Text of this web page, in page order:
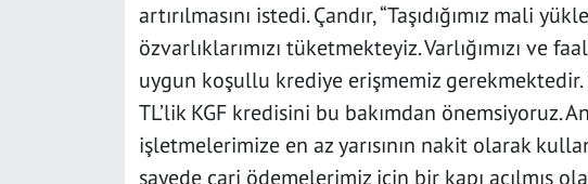
artırılmasını istedi. Çandır, “Taşıdığımız mali
özvarlıklarımızı tüketmekteyiz. Varlığımızı ve
uygun koşullu krediye erişmemiz
TL’lik KGF kredisini bu bakımdan önemsiyoruz.
işletmelerimize en az yarısının nakit olarak
sayede cari ödemelerimiz için bir kapı açılmış